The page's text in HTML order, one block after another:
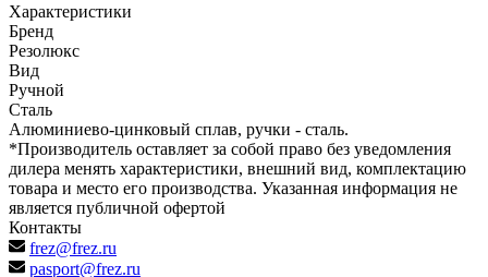
Характеристики
Бренд
Резолюкс
Вид
Ручной
Сталь
Алюминиево-цинковый сплав, ручки - сталь.
*Производитель оставляет за собой право без уведомления
дилера менять характеристики, внешний вид, комплектацию
товара и место его производства. Указанная информация не
является публичной офертой
Контакты
frez@frez.ru
pasport@frez.ru